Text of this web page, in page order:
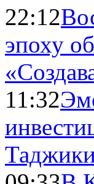
22:12
эпоху
11:32